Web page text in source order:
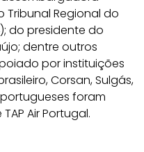
Tribunal Regional do
do presidente do
dentre outros
por instituições
Corsan, Sulgás,
portugueses foram
Air Portugal.